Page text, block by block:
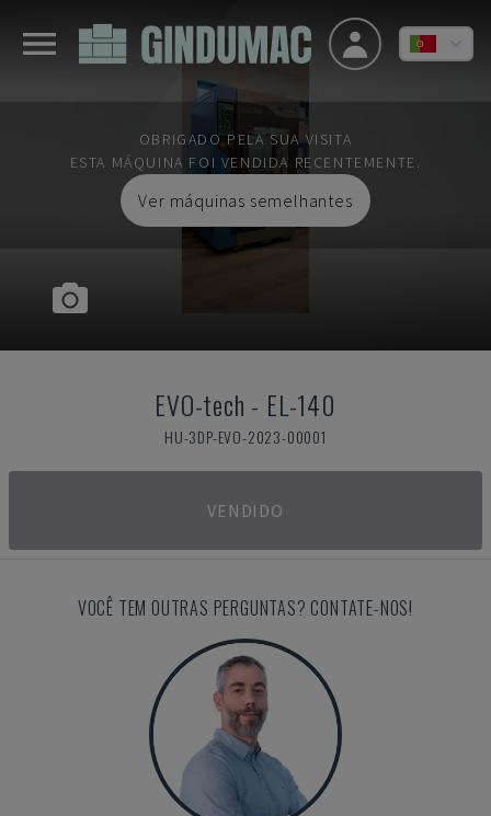
OBRIGADO PELA SUA VISITA
ESTA MÁQUINA FOI VENDIDA RECENTEMENTE.
Ver máquinas semelhantes
EVO-tech - EL-140
HU-3DP-EVO-2023-00001
VENDIDO
VOCÊ TEM OUTRAS PERGUNTAS? CONTATE-NOS!